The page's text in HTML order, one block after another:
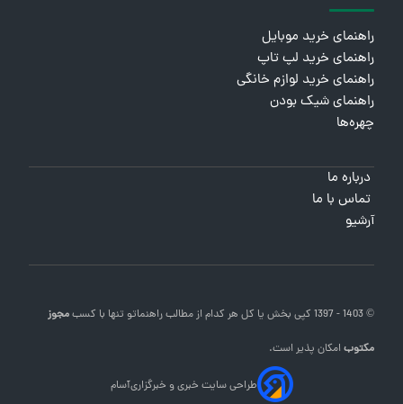
راهنمای خرید موبایل
راهنمای خرید لپ تاپ
راهنمای خرید لوازم خانگی
راهنمای شیک بودن
چهره‌ها
درباره ما
تماس با ما
آرشیو
© 1403 - 1397 کپی بخش یا کل هر کدام از مطالب راهنماتو تنها با کسبمجوز
مکتوبامکان پذیر است.
طراحی سایت خبری و خبرگزاریآسام